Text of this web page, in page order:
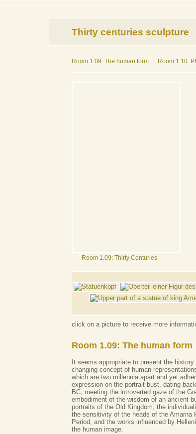
Thirty centuries sculpture
Room 1.09: The human form Room 1.10:
Room 1.09: Thirty Centuries
click on a picture to receive more
Room 1.09: The human form
It seems appropriate to present the
changing concept of human
which are two millennia apart and yet
expression on the portrait bust, dating
BC, meeting the introverted gaze of the
embodiment of the wisdom of an ancient
portraits of the Old Kingdom, the
the sensitivity of the heads of the
Period, and the works influenced by
the human image.